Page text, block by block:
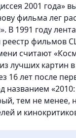
2001 года»
фильма лег
В 1991 году
фильмов
считают
лучших картин
16 лет после
названием «2010:
тем не менее,
и